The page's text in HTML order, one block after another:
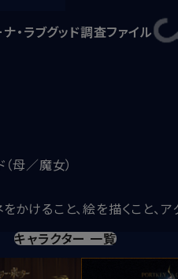
・ラブグッド調査ファイル
母／魔女）
かけること、絵を描くこと、
キャラクター 一覧